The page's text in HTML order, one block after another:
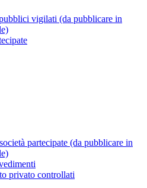
vigilati (da pubblicare in
partecipate (da pubblicare in
privato controllati